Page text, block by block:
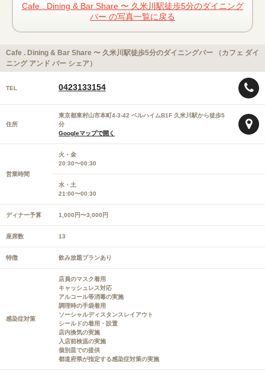
Cafe . Dining & Bar Share 〜 久米川駅徒歩5分のダイニング
バー の写真一覧に戻る
Cafe . Dining & Bar Share 〜 久米川駅徒歩5分のダイニングバー （カフェ ダイ
ニング アンド バー シェア）
TEL 0423133154
住所
東京都東村山市本町4-3-42 ベルハイムB1F 久米川駅から徒歩5
分
Googleマップで開く
営業時間
火・金
20:30〜00:30
水・土
21:00〜00:30
ディナー予算 1,000円〜3,000円
座席数 13
特徴 飲み放題プランあり
感染症対策
店員のマスク着用
キャッシュレス対応
アルコール等消毒の実施
調理時の手袋着用
ソーシャルディスタンスレイアウト
シールドの着用・設置
店内換気の実施
入店前検温の実施
個別皿での提供
都道府県が指定する感染症対策の実施